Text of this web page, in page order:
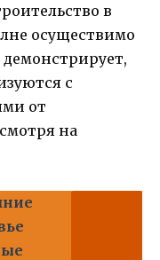
в
осуществимо
с
от
на